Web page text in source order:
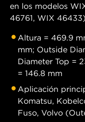
en los modelos
46761, WIX
Altura = 469.9
mm; Outside
Diameter Top =
= 146.8 mm
Aplicación
Komatsu,
Fuso, Volvo